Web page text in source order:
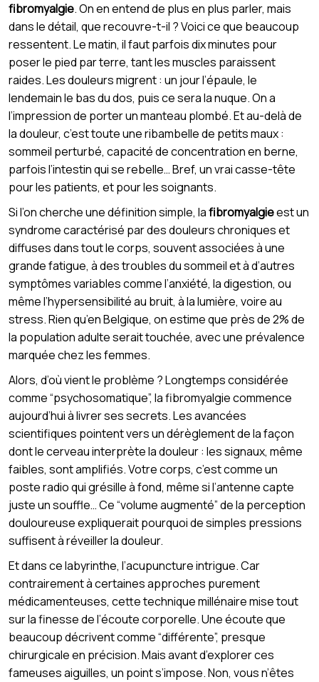
fibromyalgie. On en entend de plus en plus parler, mais
dans le détail, que recouvre-t-il ? Voici ce que beaucoup
ressentent. Le matin, il faut parfois dix minutes pour
poser le pied par terre, tant les muscles paraissent
raides. Les douleurs migrent : un jour l’épaule, le
lendemain le bas du dos, puis ce sera la nuque. On a
l’impression de porter un manteau plombé. Et au-delà de
la douleur, c’est toute une ribambelle de petits maux :
sommeil perturbé, capacité de concentration en berne,
parfois l’intestin qui se rebelle… Bref, un vrai casse-tête
pour les patients, et pour les soignants.
Si l’on cherche une définition simple, lafibromyalgieest un
syndrome caractérisé par des douleurs chroniques et
diffuses dans tout le corps, souvent associées à une
grande fatigue, à des troubles du sommeil et à d’autres
symptômes variables comme l’anxiété, la digestion, ou
même l’hypersensibilité au bruit, à la lumière, voire au
stress. Rien qu’en Belgique, on estime que près de 2% de
la population adulte serait touchée, avec une prévalence
marquée chez les femmes.
Alors, d’où vient le problème ? Longtemps considérée
comme “psychosomatique”, la fibromyalgie commence
aujourd’hui à livrer ses secrets. Les avancées
scientifiques pointent vers un dérèglement de la façon
dont le cerveau interprète la douleur : les signaux, même
faibles, sont amplifiés. Votre corps, c’est comme un
poste radio qui grésille à fond, même si l’antenne capte
juste un souffle… Ce “volume augmenté” de la perception
douloureuse expliquerait pourquoi de simples pressions
suffisent à réveiller la douleur.
Et dans ce labyrinthe, l’acupuncture intrigue. Car
contrairement à certaines approches purement
médicamenteuses, cette technique millénaire mise tout
sur la finesse de l’écoute corporelle. Une écoute que
beaucoup décrivent comme “différente”, presque
chirurgicale en précision. Mais avant d’explorer ces
fameuses aiguilles, un point s’impose. Non, vous n’êtes